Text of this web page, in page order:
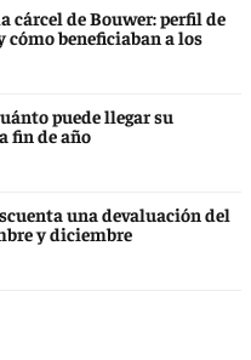
cárcel de Bouwer: perfil de
cómo beneficiaban a los
puede llegar su
fin de año
una devaluación del
y diciembre